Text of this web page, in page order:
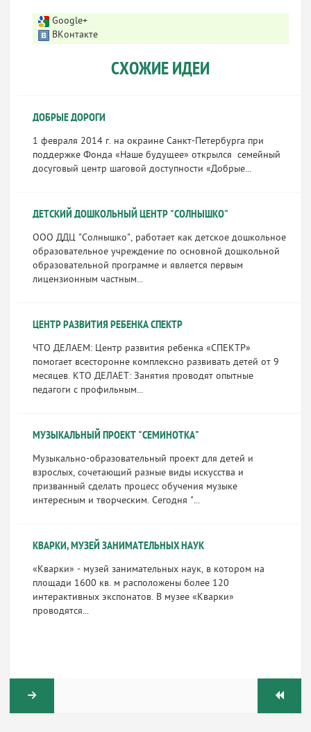
Google+
ВКонтакте
СХОЖИЕ ИДЕИ
ДОБРЫЕ ДОРОГИ
1 февраля 2014 г. на окраине Санкт-Петербурга при
поддержке Фонда «Наше будущее» открылся семейный
досуговый центр шаговой доступности «Добрые...
ДЕТСКИЙ ДОШКОЛЬНЫЙ ЦЕНТР "СОЛНЫШКО"
ООО ДДЦ "Солнышко", работает как детское дошкольное
образовательное учреждение по основной дошкольной
образовательной программе и является первым
лицензионным частным...
ЦЕНТР РАЗВИТИЯ РЕБЕНКА СПЕКТР
ЧТО ДЕЛАЕМ: Центр развития ребенка «СПЕКТР»
помогает всесторонне комплексно развивать детей от 9
месяцев. КТО ДЕЛАЕТ: Занятия проводят опытные
педагоги с профильным...
МУЗЫКАЛЬНЫЙ ПРОЕКТ "СЕМИНОТКА"
Музыкально-образовательный проект для детей и
взрослых, сочетающий разные виды искусства и
призванный сделать процесс обучения музыке
интересным и творческим. Сегодня "...
КВАРКИ, МУЗЕЙ ЗАНИМАТЕЛЬНЫХ НАУК
«Кварки» - музей занимательных наук, в котором на
площади 1600 кв. м расположены более 120
интерактивных экспонатов. В музее «Кварки»
проводятся...